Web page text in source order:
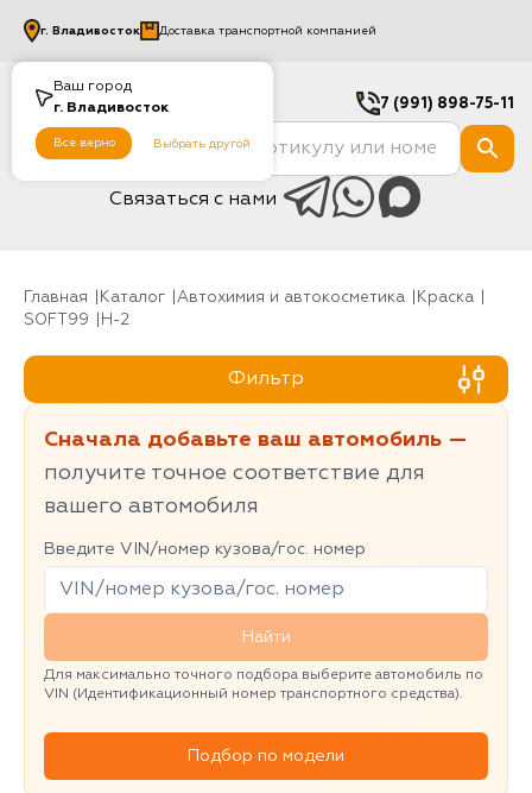
Ваш город
г. Владивосток
Все верно Выбрать другой
г. Владивосток Доставка транспортной компанией
7 (991) 898-75-11
Связаться с нами
Главная Каталог Автохимия и автокосметика
Краска
SOFT99
H-2
Фильтр
Сначала добавьте ваш автомобиль —
получите точное соответствие для
вашего автомобиля
Введите VIN/номер кузова/гос. номер
Найти
Для максимально точного подбора выберите автомобиль по
VIN (Идентификационный номер транспортного средства).
Подбор по модели